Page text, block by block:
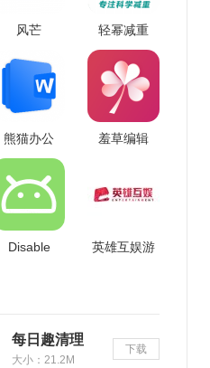
风芒 轻幂减重
熊猫办公 羞草编辑
Disable 英雄互娱游
每日趣清理
大小：21.2M
下载